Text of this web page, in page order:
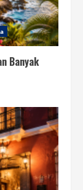
Banyak